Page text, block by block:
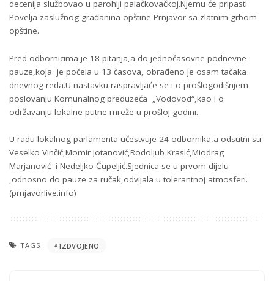
decenija službovao u parohiji palačkovačkoj.Njemu će pripasti
Povelja zaslužnog građanina opštine Prnjavor sa zlatnim grbom
opštine.
Pred odbornicima je 18 pitanja,a do jednočasovne podnevne
pauze,koja je počela u 13 časova, obrađeno je osam tačaka
dnevnog reda.U nastavku raspravljaće se i o prošlogodišnjem
poslovanju Komunalnog preduzeća „Vodovod“,kao i o
održavanju lokalne putne mreže u prošloj godini.
U radu lokalnog parlamenta učestvuje 24 odbornika,a odsutni su
Veselko Vinčić,Momir Jotanović,Rodoljub Krasić,Miodrag
Marjanović i Nedeljko Čupeljić.Sjednica se u prvom dijelu
,odnosno do pauze za ručak,odvijala u tolerantnoj atmosferi.
(prnjavorlive.info)
TAGS: IZDVOJENO